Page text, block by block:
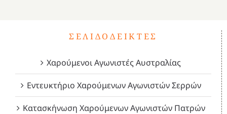
ΣΕΛΙΔΟΔΕΊΚΤΕΣ
Χαρούμενοι Αγωνιστές Αυστραλίας
Εντευκτήριο Χαρούμενων Αγωνιστών Σερρών
Κατασκήνωση Χαρούμενων Αγωνιστών Πατρών